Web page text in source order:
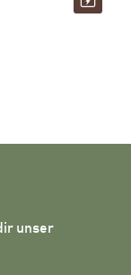
unser